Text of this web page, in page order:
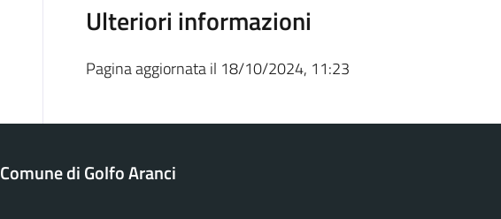
Ulteriori informazioni
Pagina aggiornata il 18/10/2024, 11:23
Comune di Golfo Aranci